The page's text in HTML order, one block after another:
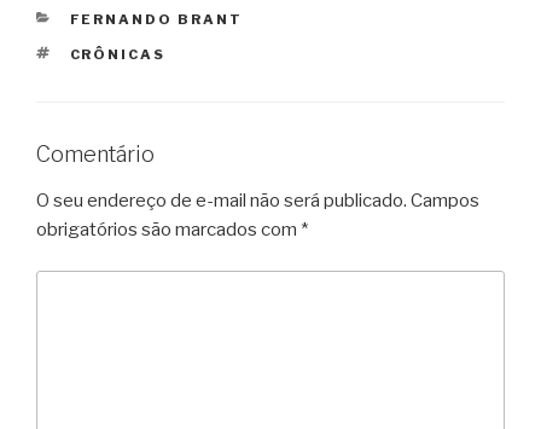
CATEGORIAS
FERNANDO BRANT
TAGS
CRÔNICAS
Comentário
O seu endereço de e-mail não será publicado. Campos
obrigatórios são marcados com *